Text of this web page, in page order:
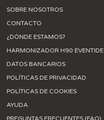
SOBRE NOSOTROS
CONTACTO
¿DÓNDE ESTAMOS?
HARMONIZADOR H90 EVENTIDE
DATOS BANCARIOS
POLÍTICAS DE PRIVACIDAD
POLÍTICAS DE COOKIES
AYUDA
PREGUNTAS FRECUENTES (FAQ)